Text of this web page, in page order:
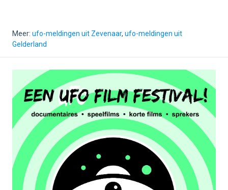
Meer: ufo-meldingen uit Zevenaar, ufo-meldingen uit
Gelderland